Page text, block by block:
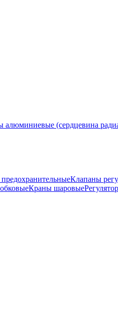
алюминиевые (сердцевина
Клапаны
Краны шаровые